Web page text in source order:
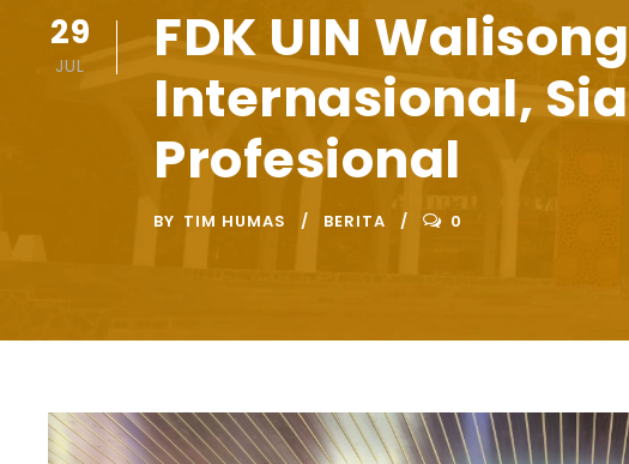
29
JUL
FDK UIN
Internasional,
Profesional
BY TIM HUMAS BERITA 0